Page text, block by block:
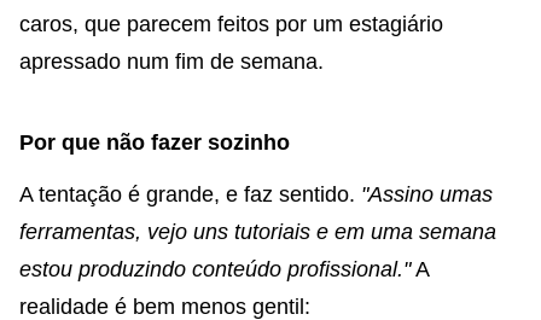
caros, que parecem feitos por um estagiário
apressado num fim de semana.
Por que não fazer sozinho
A tentação é grande, e faz sentido. "Assino umas
ferramentas, vejo uns tutoriais e em uma semana
estou produzindo conteúdo profissional."A
realidade é bem menos gentil: